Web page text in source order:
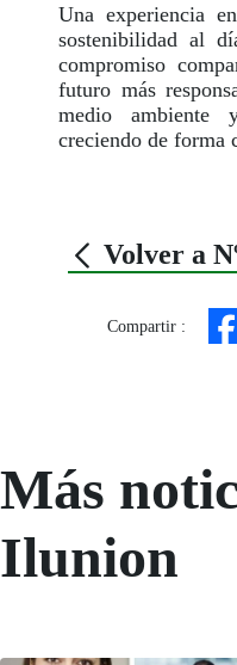
Una experiencia
sostenibilidad al
compromiso
futuro más
medio ambiente
creciendo de forma
Volver a
Compartir :
Más
Ilunion